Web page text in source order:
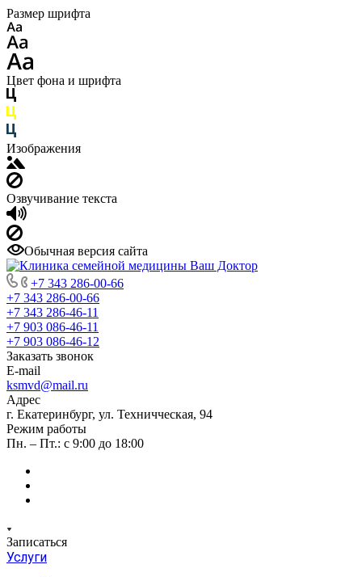
Размер шрифта
Цвет фона и шрифта
Изображения
Озвучивание текста
Обычная версия сайта
+7 343 286-00-66
+7 343 286-00-66
+7 343 286-46-11
+7 903 086-46-11
+7 903 086-46-12
Заказать звонок
E-mail
ksmvd@mail.ru
Адрес
г. Екатеринбург, ул. Техничческая, 94
Режим работы
Пн. – Пт.: с 9:00 до 18:00
Записаться
Услуги